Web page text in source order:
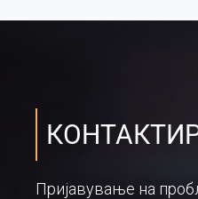
Пријавување на